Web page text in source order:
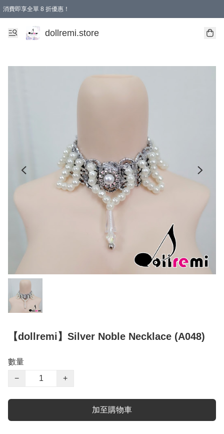
消費即享全單 8 折優惠！
購物滿 HKD 1500.00即享免運費優惠！（適用於 本地送貨、本地取貨、國際送貨 )
dollremi.store
【dollremi】Silver Noble Necklace (A048)
數量
−
+
加至購物車